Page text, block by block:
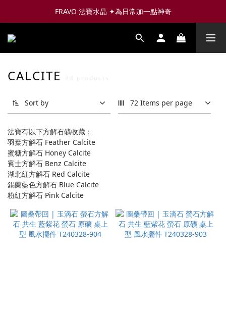
FRAVO 法寶水晶 ✦為日常加一點神奇
CALCITE
Sort by 72 Items per page
法寶有以下方解石礦收藏：
羽葉方解石 Feather Calcite
蜜糖方解石 Honey Calcite
賓士方解石 Benz Calcite
湖北紅方解石 Red Calcite
錫蘭藍色方解石 Blue Calcite
粉紅方解石 Pink Calcite